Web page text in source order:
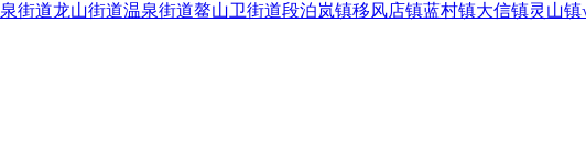
街道龙山街道温泉街道鳌山卫街道段泊岚镇移风店镇蓝村镇大信镇灵山镇